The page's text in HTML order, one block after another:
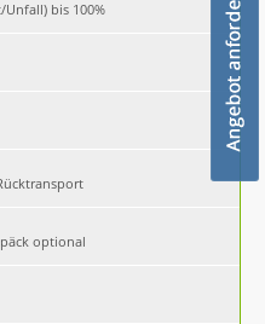
bis 100%
optional